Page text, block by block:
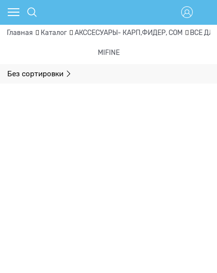
Главная Каталог АКССЕСУАРЫ- КАРП,ФИДЕР, СОМ ВСЕ
MIFINE
Без сортировки